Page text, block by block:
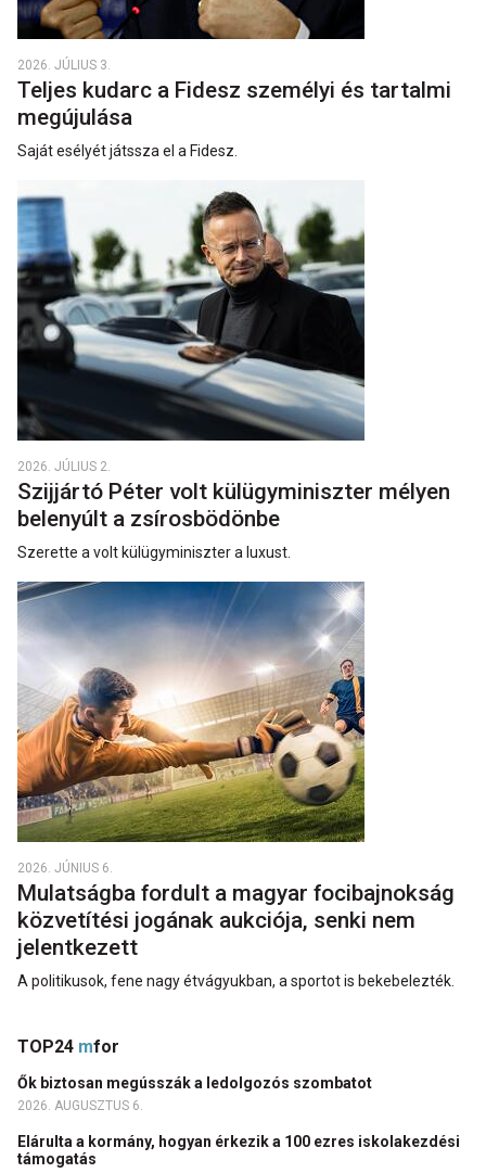
2026. JÚLIUS 3.
Teljes kudarc a Fidesz személyi és tartalmi
megújulása
Saját esélyét játssza el a Fidesz.
2026. JÚLIUS 2.
Szijjártó Péter volt külügyminiszter mélyen
belenyúlt a zsírosbödönbe
Szerette a volt külügyminiszter a luxust.
2026. JÚNIUS 6.
Mulatságba fordult a magyar focibajnokság
közvetítési jogának aukciója, senki nem
jelentkezett
A politikusok, fene nagy étvágyukban, a sportot is bekebelezték.
TOP24 mfor
Ők biztosan megússzák a ledolgozós szombatot
2026. AUGUSZTUS 6.
Elárulta a kormány, hogyan érkezik a 100 ezres iskolakezdési
támogatás